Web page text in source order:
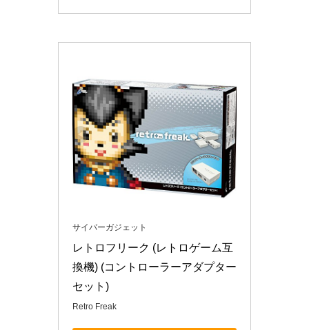
サイバーガジェット
レトロフリーク (レトロゲーム互
換機) (コントローラーアダプター
セット)
Retro Freak